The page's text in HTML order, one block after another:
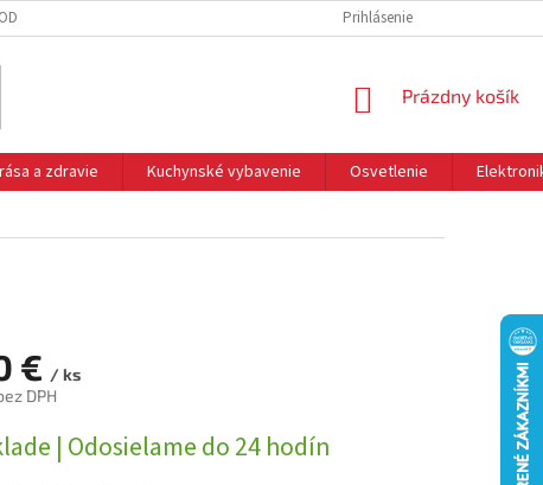
PODMIENKY OCHRANA OSOBNÝCH ÚDAJOV REKLAMÁCIE
Prihlásenie
NÁKUPNÝ
Prázdny košík
a zdravie Kuchynské vybavenie Osvetlenie
€ / ks
DPH
| Odosielame do 24 hodín